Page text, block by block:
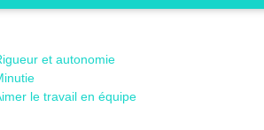
et autonomie
le travail en équipe